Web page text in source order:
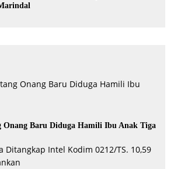
Onang Baru Diduga Hamili Ibu Anak Tiga